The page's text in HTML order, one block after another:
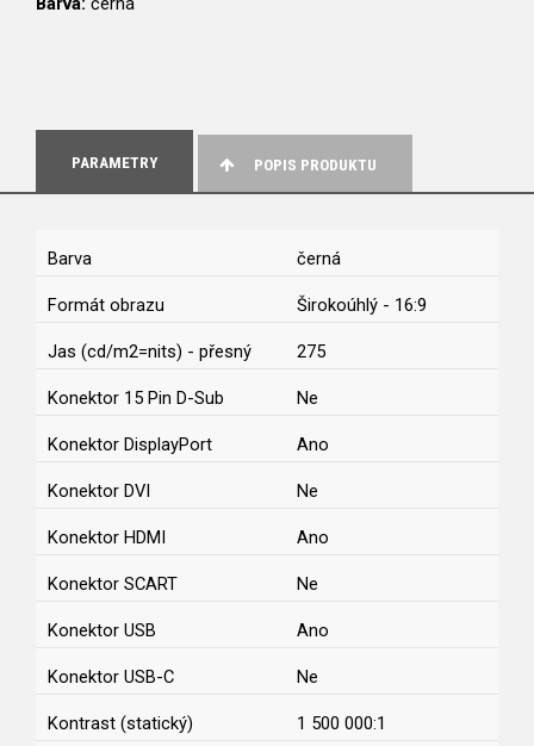
PARAMETRY POPIS PRODUKTU
Barva černá
Formát obrazu Širokoúhlý - 16:9
Jas (cd/m2=nits) - přesný 275
Konektor 15 Pin D-Sub Ne
Konektor DisplayPort Ano
Konektor DVI Ne
Konektor HDMI Ano
Konektor SCART Ne
Konektor USB Ano
Konektor USB-C Ne
Kontrast (statický) 1 500 000:1